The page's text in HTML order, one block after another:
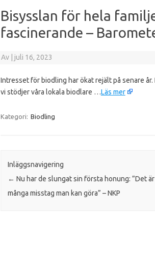
Bisysslan för hela
fascinerande –
Av juli 16, 2023
Intresset för biodling har ökat rejält på senare
vi stödjer våra lokala biodlare …Läs mer
Kategori: Biodling
Inläggsnavigering
← Nu har de slungat sin första honung: ”Det är
många misstag man kan göra” – NKP